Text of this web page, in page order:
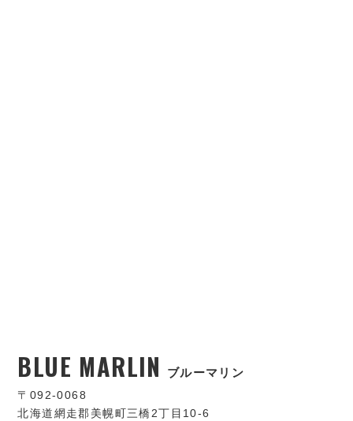
BLUE MARLIN ブルーマリン
〒092-0068
北海道網走郡美幌町三橋2丁目10-6